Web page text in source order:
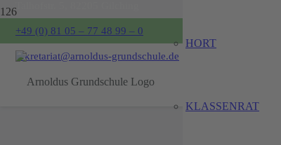
Talhofstr. 5, 82205 Gilching
+49 (0) 81 05 – 77 48 99 – 0
sekretariat@arnoldus-grundschule.de
HORT
KLASSENRAT